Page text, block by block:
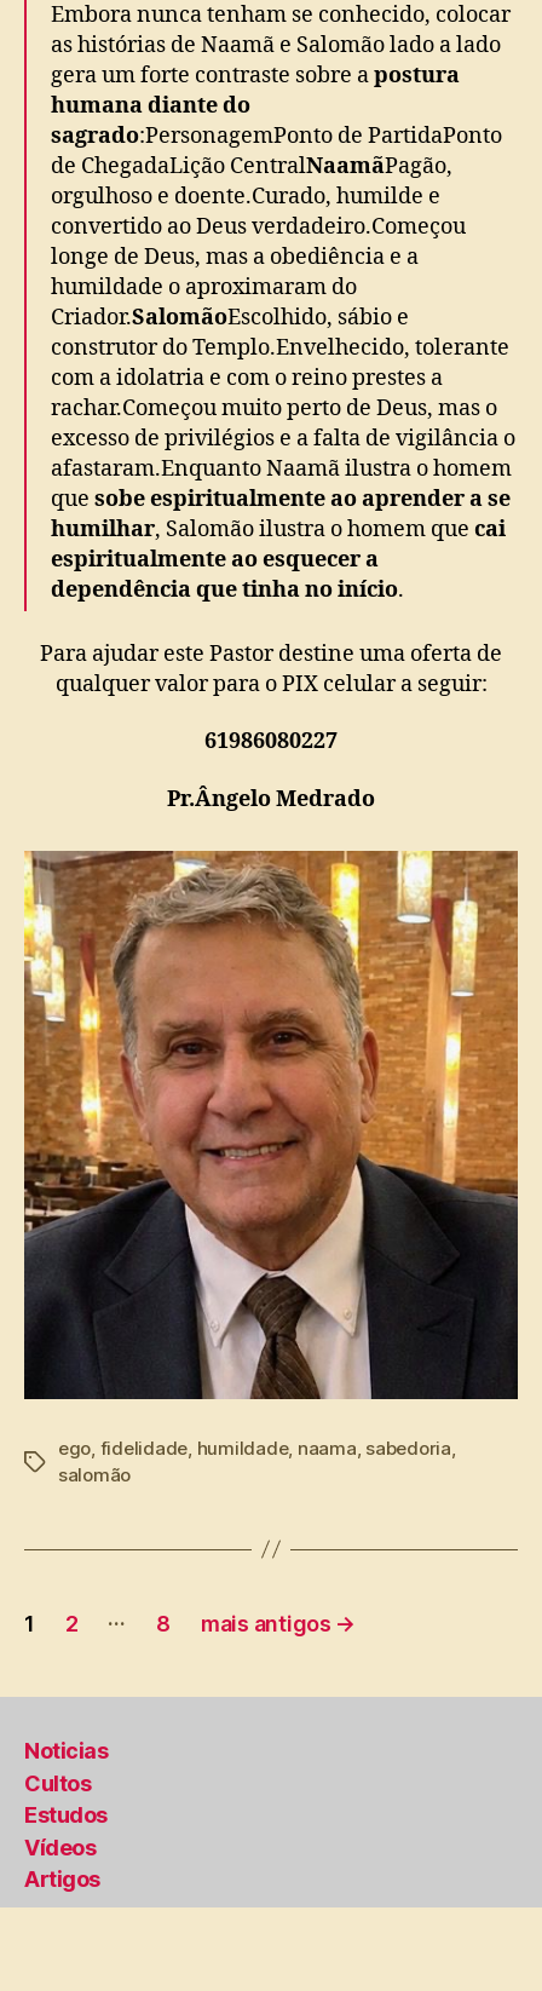
Embora nunca tenham se conhecido, colocar
as histórias de Naamã e Salomão lado a lado
gera um forte contraste sobre apostura
humana diante do
sagrado:PersonagemPonto de PartidaPonto
de ChegadaLição CentralNaamãPagão,
orgulhoso e doente.Curado, humilde e
convertido ao Deus verdadeiro.Começou
longe de Deus, mas a obediência e a
humildade o aproximaram do
Criador.SalomãoEscolhido, sábio e
construtor do Templo.Envelhecido, tolerante
com a idolatria e com o reino prestes a
rachar.Começou muito perto de Deus, mas o
excesso de privilégios e a falta de vigilância o
afastaram.Enquanto Naamã ilustra o homem
que sobe espiritualmente ao aprender a se
humilhar, Salomão ilustra o homem que cai
espiritualmente ao esquecer a
dependência que tinha no início.
Para ajudar este Pastor destine uma oferta de
qualquer valor para o PIX celular a seguir:
61986080227
Pr.Ângelo Medrado
Tags
ego fidelidade humildade, naama sabedoria
salomão
Paginação
posts
1 2 … 8 mais antigos →
Noticias
Cultos
Estudos
Vídeos
Artigos